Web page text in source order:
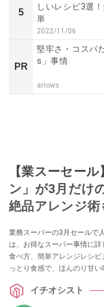
5
しいレシピ3選
単
2022/11/06
PR
堅牢さ・コスパ
s」事情
arrows
【業スーセー
ン」が3月だけ
絶品アレンジ術
業務スーパーの3月セールで
は、お得なスーパー事情に
食べ方、簡単アレンジレシ
っとり食感で、ほんのり甘
イチオシスト